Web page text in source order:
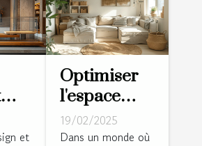
et
Optimiser
l'espace
dans les
petits
19/02/2025
Dans un monde où